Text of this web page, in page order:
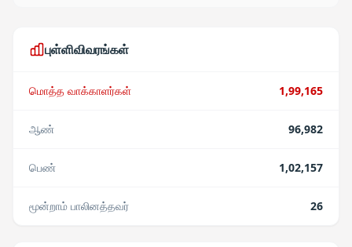
புள்ளிவிவரங்கள்
மொத்த வாக்காளர்கள் 1,99,165
ஆண் 96,982
பெண் 1,02,157
மூன்றாம் பாலினத்தவர் 26